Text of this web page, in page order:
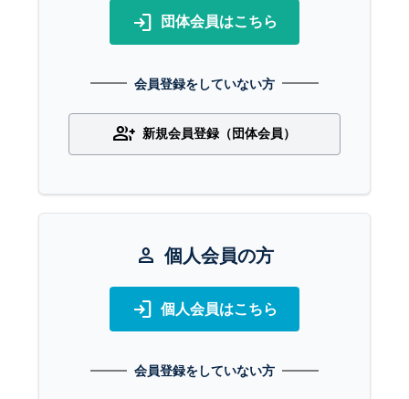
login 団体会員はこちら
会員登録をしていない方
group_add 新規会員登録（団体会員）
person 個人会員の方
login 個人会員はこちら
会員登録をしていない方